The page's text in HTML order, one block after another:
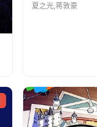
夏之光,蒋敦豪